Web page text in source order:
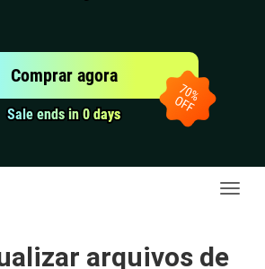
Sale ends in 0 days
Sale ends in 0 days
Comprar agora
arquivos de